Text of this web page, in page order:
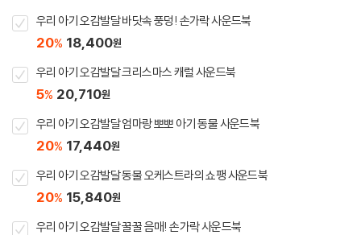
우리 아기 오감발달 바닷속 풍덩! 손가락 사운드북
20% 18,400원
우리 아기 오감발달 크리스마스 캐럴 사운드북
5% 20,710원
우리 아기 오감발달 엄마랑 뽀뽀 아기 동물 사운드북
20% 17,440원
우리 아기 오감발달 동물 오케스트라의 쇼팽 사운드북
20% 15,840원
우리 아기 오감발달 꿀꿀 음매! 손가락 사운드북